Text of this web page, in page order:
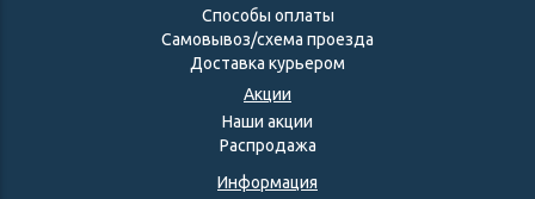
Способы оплаты
Самовывоз/схема проезда
Доставка курьером
Акции
Наши акции
Распродажа
Информация